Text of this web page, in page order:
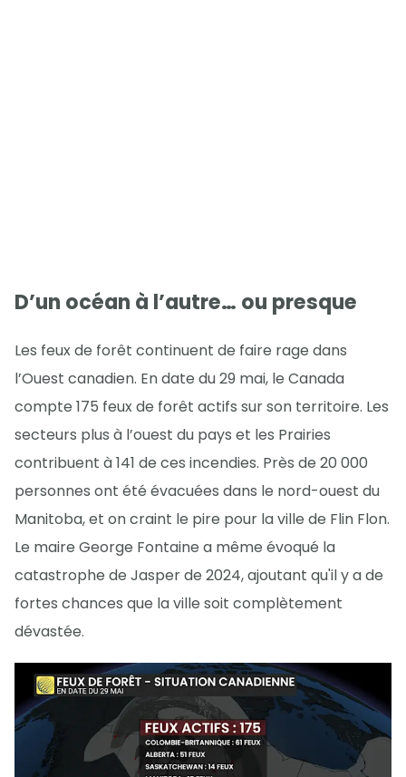
D’un océan à l’autre… ou presque
Les feux de forêt continuent de faire rage dans
l’Ouest canadien. En date du 29 mai, le Canada
compte 175 feux de forêt actifs sur son territoire. Les
secteurs plus à l’ouest du pays et les Prairies
contribuent à 141 de ces incendies. Près de 20 000
personnes ont été évacuées dans le nord-ouest du
Manitoba, et on craint le pire pour la ville de Flin Flon.
Le maire George Fontaine a même évoqué la
catastrophe de Jasper de 2024, ajoutant qu'il y a de
fortes chances que la ville soit complètement
dévastée.